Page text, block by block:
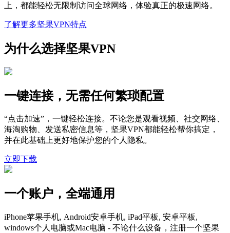
上，都能轻松无限制访问全球网络，体验真正的极速网络。
了解更多坚果VPN特点
为什么选择坚果VPN
一键连接，无需任何繁琐配置
“点击加速”，一键轻松连接。不论您是观看视频、社交网络、
海淘购物、发送私密信息等，坚果VPN都能轻松帮你搞定，
并在此基础上更好地保护您的个人隐私。
立即下载
一个账户，全端通用
iPhone苹果手机, Android安卓手机, iPad平板, 安卓平板,
windows个人电脑或Mac电脑 - 不论什么设备，注册一个坚果